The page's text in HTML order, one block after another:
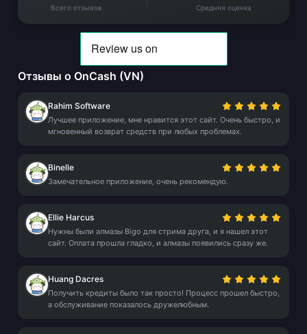
Всего отзывов Средняя оценка
Отзывы о OnCash (VN)
Rahim Software
Лучшее приложение, мне нравится этот сайт. Очень быстро, и
мгновенный возврат средств при любых проблемах.
Binelle
Замечательное приложение, очень рекомендую.
Ellie Harcus
Нужны были алмазы Bigo для стрима друга, и я нашел этот
сайт. Оплата прошла гладко, и алмазы появились сразу же.
Huang Dacres
Получить кредиты было так просто! Процесс прошел быстро,
а обслуживание показалось дружелюбным.